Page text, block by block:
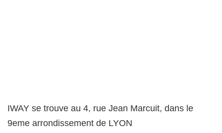
IWAY se trouve au 4, rue Jean Marcuit, dans le
9eme arrondissement de LYON